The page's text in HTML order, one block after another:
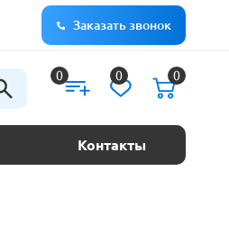
Заказать звонок
0 0 0
Контакты